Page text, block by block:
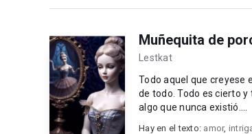
Muñequita de
Lestkat
Todo aquel que creyese
de todo. Todo es cierto
algo que nunca existió....
Hay en el texto: amor,